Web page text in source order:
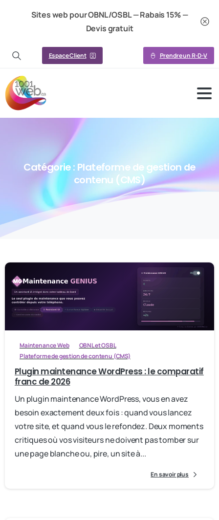
Sites web pour OBNL/OSBL — Rabais 15% —
Devis gratuit
Espace Client Prendre un R-D-V
Catégorie : Plateforme de gestion de
contenu (CMS)
Maintenance Web
OBNL et OSBL
Plateforme de gestion de contenu (CMS)
Plugin maintenance WordPress : le comparatif
franc de 2026
Un plugin maintenance WordPress, vous en avez
besoin exactement deux fois : quand vous lancez
votre site, et quand vous le refondez. Deux moments
critiques où vos visiteurs ne doivent pas tomber sur
une page blanche ou, pire, un site à...
En savoir plus